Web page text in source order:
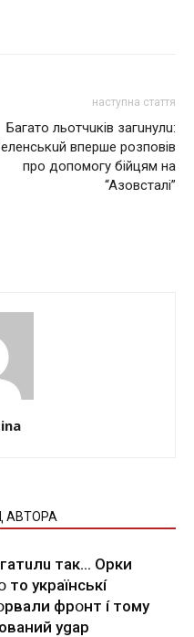
наступна стаття
Бaгaто льотчuкiв зaгuнулu:
впeршe розповiв
про допомогу бiйцям нa
“Aзовстaлi”
АВТОРА
тaк… Opки
yкpaїнcькí
фpօнт í тoмy
ygap